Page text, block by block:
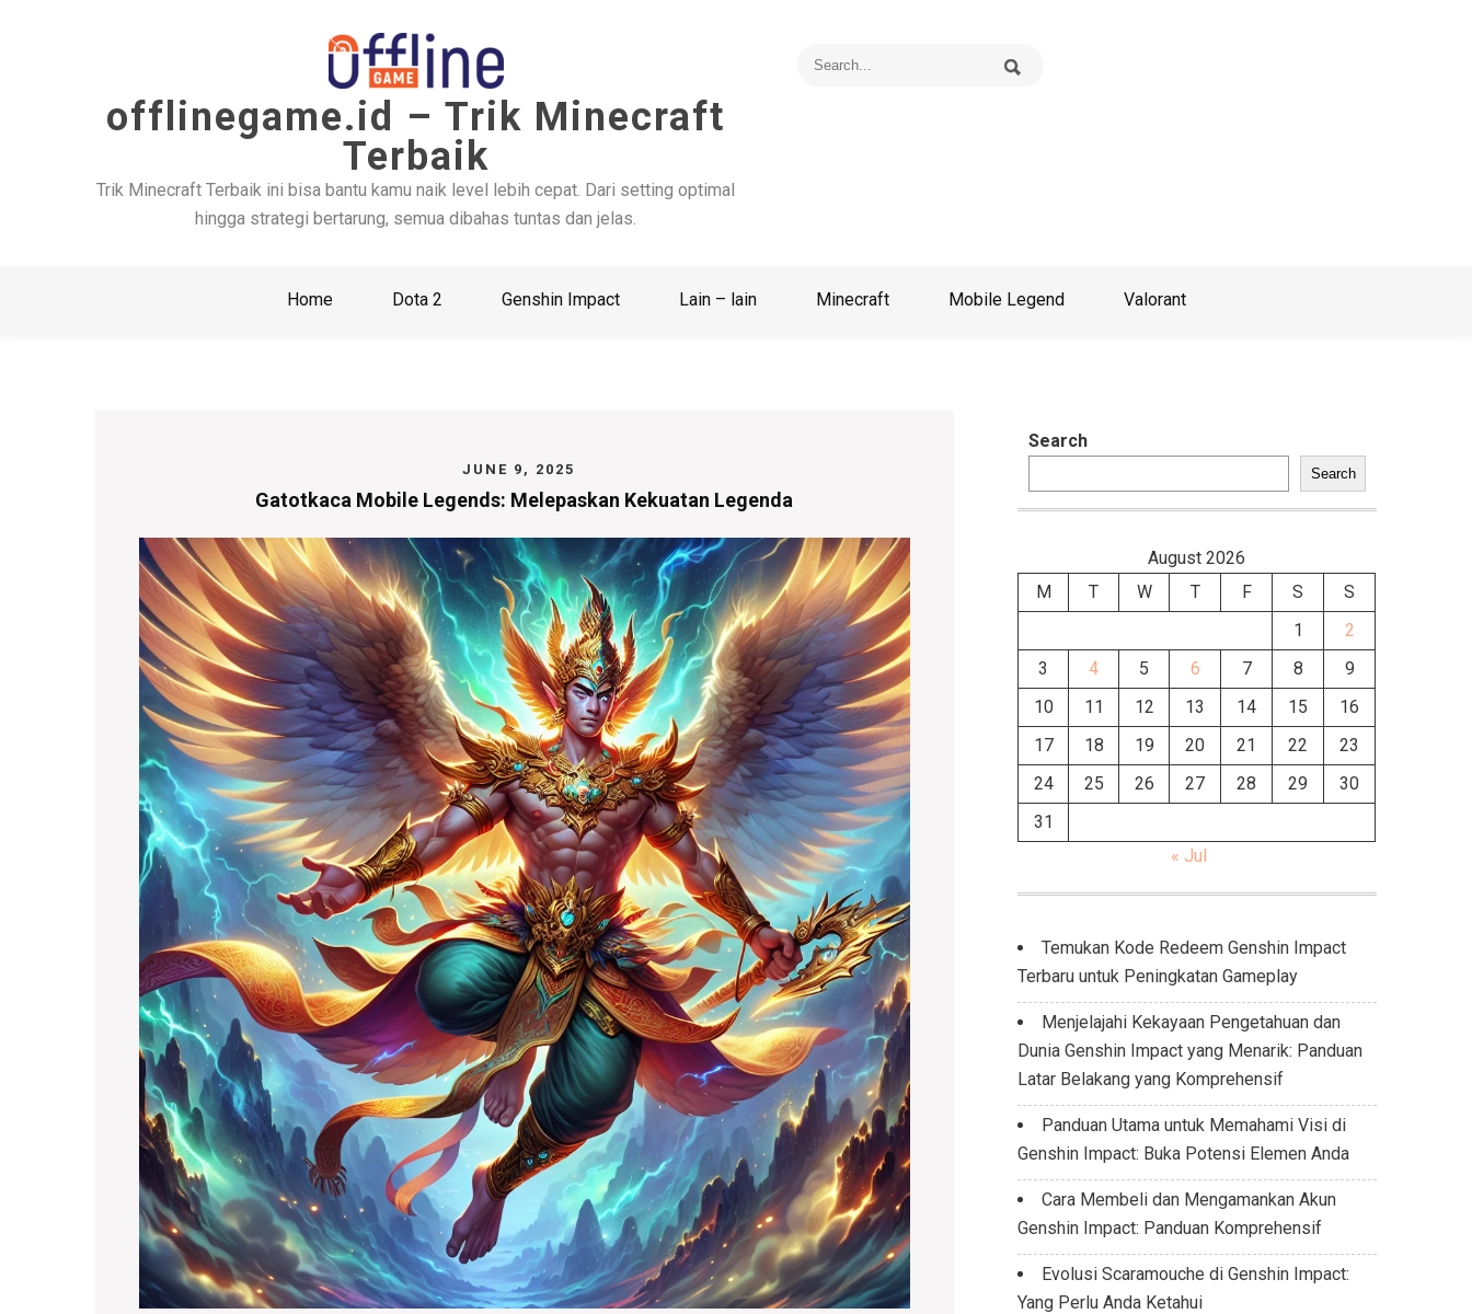
offlinegame.id – Trik Minecraft
Terbaik
Trik Minecraft Terbaik ini bisa bantu kamu naik level lebih cepat. Dari setting optimal
hingga strategi bertarung, semua dibahas tuntas dan jelas.
Home Dota 2 Genshin Impact Lain – lain Minecraft Mobile Legend Valorant
JUNE 9, 2025
Gatotkaca Mobile Legends: Melepaskan Kekuatan Legenda
Search
Search
August 2026
M
T W T F S
S
1
2
3
4 5 6 7 8
9
10
11 12 13 14 15
16
17
18 19 20 21 22
23
24
25 26 27 28 29
30
31
« Jul
Temukan Kode Redeem Genshin Impact
Terbaru untuk Peningkatan Gameplay
Menjelajahi Kekayaan Pengetahuan dan
Dunia Genshin Impact yang Menarik: Panduan
Latar Belakang yang Komprehensif
Panduan Utama untuk Memahami Visi di
Genshin Impact: Buka Potensi Elemen Anda
Cara Membeli dan Mengamankan Akun
Genshin Impact: Panduan Komprehensif
Evolusi Scaramouche di Genshin Impact:
Yang Perlu Anda Ketahui